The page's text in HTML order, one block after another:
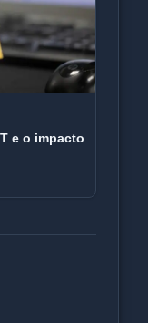
e o impacto